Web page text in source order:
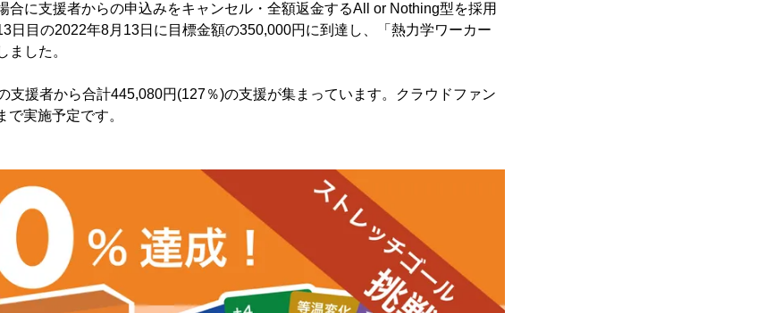
合に支援者からの申込みをキャンセル・全額返金するAll or Nothing型を採用
日目の2022年8月13日に目標金額の350,000円に到達し、「熱力学ワーカー
ました。
支援者から合計445,080円(127％)の支援が集まっています。クラウドファン
実施予定です。